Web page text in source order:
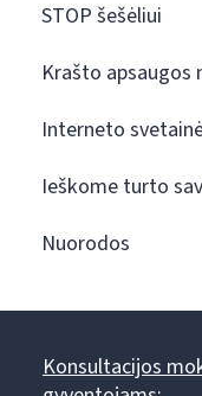
STOP šešėliui
Krašto
Interneto
Ieškome turto
Nuorodos
Konsultacijos